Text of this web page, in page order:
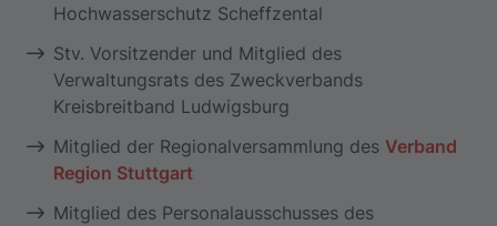
Hochwasserschutz Scheffzental
Stv. Vorsitzender und Mitglied des
Verwaltungsrats des Zweckverbands
Kreisbreitband Ludwigsburg
Mitglied der Regionalversammlung des Verband
Region Stuttgart
Mitglied des Personalausschusses des